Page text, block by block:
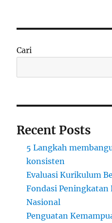
Cari
Recent Posts
5 Langkah
konsisten
Evaluasi Kurikulum
Fondasi
Nasional
Penguatan